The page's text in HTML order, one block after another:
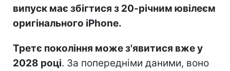
випуск має збігтися з 20-річним ювілеєм
оригінального iPhone.
Третє покоління може з'явитися вже у
2028 році. За попередніми даними, воно